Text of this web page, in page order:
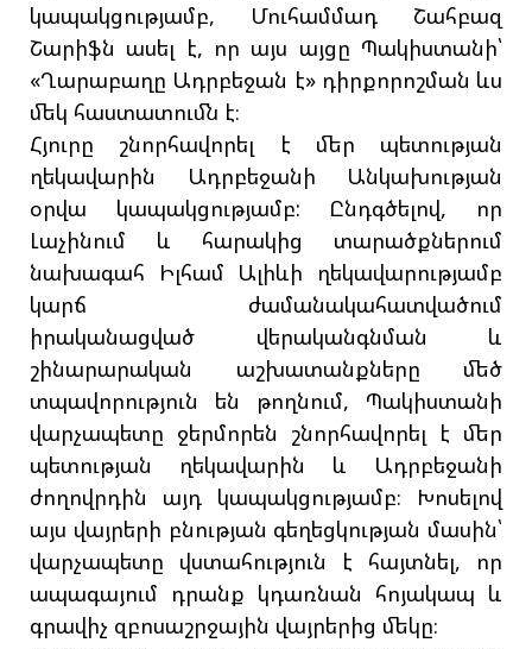
կապակցությամբ, Մուհամմադ Շահբազ
Շարիֆն ասել է, որ այս այցը Պակիստանի՝
«Ղարաբաղը Ադրբեջան է» դիրքորոշման ևս
մեկ հաստատումն է։
Հյուրը շնորհավորել է մեր պետության
ղեկավարին Ադրբեջանի Անկախության
օրվա կապակցությամբ: Ընդգծելով, որ
Լաչինում և հարակից տարածքներում
նախագահ Իլհամ Ալիևի ղեկավարությամբ
կարճ ժամանակահատվածում
իրականացված վերականգնման և
շինարարական աշխատանքները մեծ
տպավորություն են թողնում, Պակիստանի
վարչապետը ջերմորեն շնորհավորել է մեր
պետության ղեկավարին և Ադրբեջանի
ժողովրդին այդ կապակցությամբ։ Խոսելով
այս վայրերի բնության գեղեցկության մասին՝
վարչապետը վստահություն է հայտնել, որ
ապագայում դրանք կդառնան հոյակապ և
գրավիչ զբոսաշրջային վայրերից մեկը։